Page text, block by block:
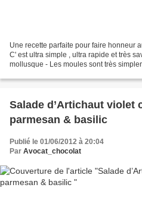
Une recette parfaite pour faire honneur
C' est ultra simple , ultra rapide et très
mollusque - Les moules sont très
Salade d’Artichaut violet
parmesan & basilic
Publié le 01/06/2012 à 20:04
Par Avocat_chocolat